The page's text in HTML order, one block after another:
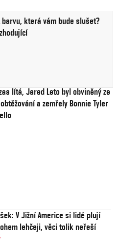
která vám bude slušet?
lítá, Jared Leto byl obviněný ze
a zemřely Bonnie Tyler
V Jižní Americe si lidé plují
lehčeji, věci tolik neřeší